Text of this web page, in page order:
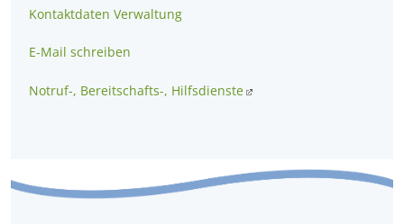
Kontaktdaten Verwaltung
E-Mail schreiben
Notruf-, Bereitschafts-, Hilfsdienste